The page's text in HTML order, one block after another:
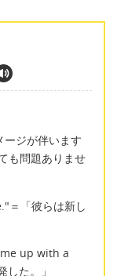
ジが伴います
も問題ありませ
「彼らは新し
up with a
た。」